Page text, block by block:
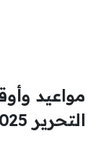
مواعيد
التحرير 2025